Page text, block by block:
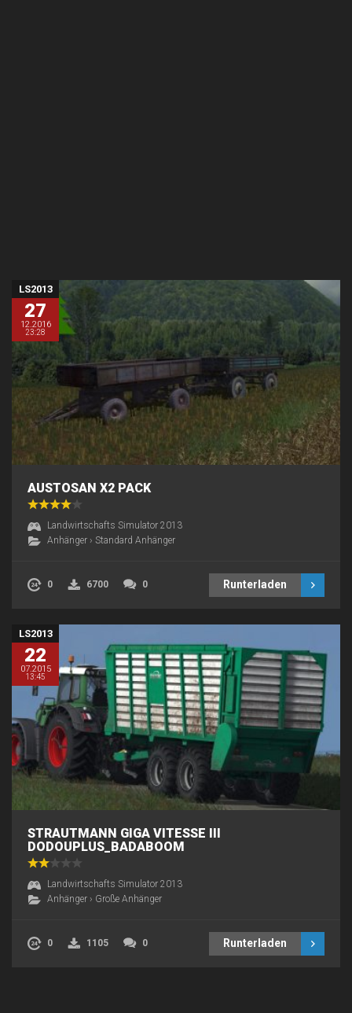
LS2013
27
12.2016
23:28
AUSTOSAN X2 PACK
Landwirtschafts Simulator 2013
Anhänger › Standard Anhänger
0 6700 0 Runterladen
LS2013
22
07.2015
13:45
STRAUTMANN GIGA VITESSE III
DODOUPLUS_BADABOOM
Landwirtschafts Simulator 2013
Anhänger › Große Anhänger
0 1105 0 Runterladen